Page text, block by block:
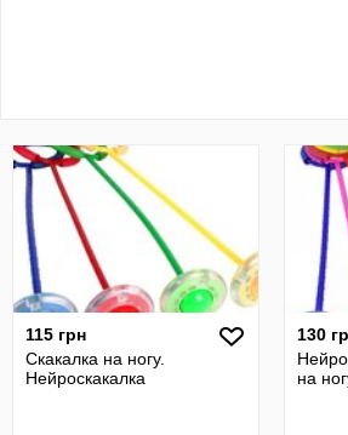
115 грн
Скакалка на ногу.
Нейроскакалка
130
на